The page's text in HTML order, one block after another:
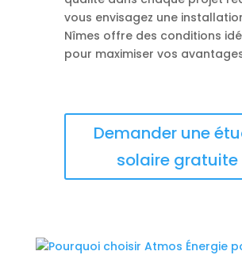
vous envisagez une
Nîmes offre des conditions
pour maximiser vos
Demander une
solaire gratuite